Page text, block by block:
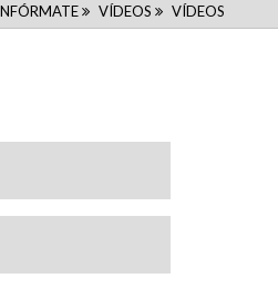
VÍDEOS VÍDEOS